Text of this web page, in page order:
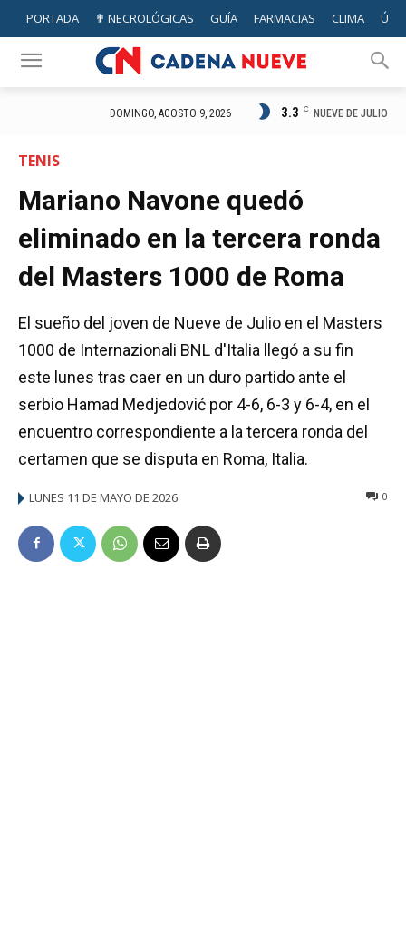
PORTADA ✟ NECROLÓGICAS GUÍA FARMACIAS CLIMA
DOMINGO, AGOSTO 9, 2026 3.3 C NUEVE DE JULIO
TENIS
Mariano Navone quedó
eliminado en la tercera ronda
del Masters 1000 de Roma
El sueño del joven de Nueve de Julio en el Masters
1000 de Internazionali BNL d'Italia llegó a su fin
este lunes tras caer en un duro partido ante el
serbio Hamad Medjedović por 4-6, 6-3 y 6-4, en el
encuentro correspondiente a la tercera ronda del
certamen que se disputa en Roma, Italia.
LUNES 11 DE MAYO DE 2026 0